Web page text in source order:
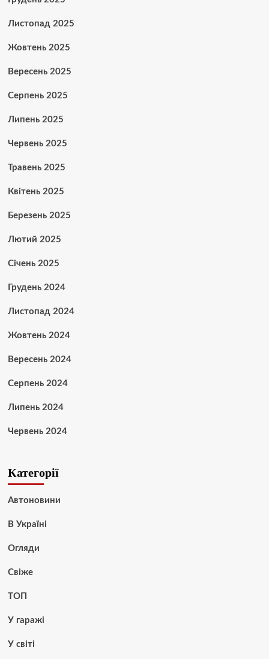
Листопад 2025
Жовтень 2025
Вересень 2025
Серпень 2025
Липень 2025
Червень 2025
Травень 2025
Квітень 2025
Березень 2025
Лютий 2025
Січень 2025
Грудень 2024
Листопад 2024
Жовтень 2024
Вересень 2024
Серпень 2024
Липень 2024
Червень 2024
Категорії
Автоновини
В Україні
Огляди
Свіже
ТОП
У гаражі
У світі